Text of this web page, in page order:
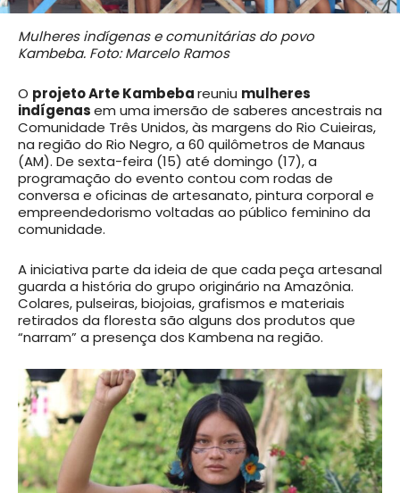
Mulheres indígenas e comunitárias do povo
Kambeba. Foto: Marcelo Ramos
O projeto Arte Kambebareuniu mulheres
indígenasem uma imersão de saberes ancestrais na
Comunidade Três Unidos, às margens do Rio Cuieiras,
na região do Rio Negro, a 60 quilômetros de Manaus
(AM). De sexta-feira (15) até domingo (17), a
programação do evento contou com rodas de
conversa e oficinas de artesanato, pintura corporal e
empreendedorismo voltadas ao público feminino da
comunidade.
A iniciativa parte da ideia de que cada peça artesanal
guarda a história do grupo originário na Amazônia.
Colares, pulseiras, biojoias, grafismos e materiais
retirados da floresta são alguns dos produtos que
“narram” a presença dos Kambena na região.